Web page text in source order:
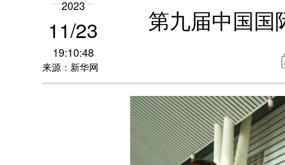
2023
11/23
19:10:48
来源：新华网
第九届中国国